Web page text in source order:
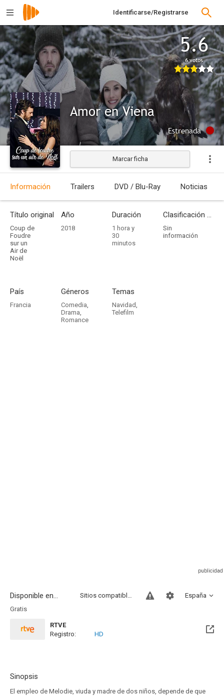
Identificarse/Registrarse
5.6
6 votos
Amor en Viena
Estrenada
Marcar ficha
Información Trailers DVD / Blu-Ray Noticias
Título original
Coup de
Foudre
sur un
Air de
Noël
Año
2018
Duración
1 hora y
30
minutos
Clasificación por edades
Sin
información
País
Francia
Géneros
Comedia,
Drama,
Romance
Temas
Navidad,
Telefilm
Disponible en... España
Sitios compatibles
Gratis
RTVE
Disponible hasta el Sab, 31 Oct 2026 (Quedan 2 meses)
Registro: HD
Sinopsis
El empleo de Melodie, viuda y madre de dos niños, depende de que